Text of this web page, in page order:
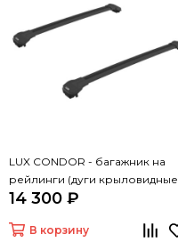
LUX CONDOR - багажник на
рейлинги (дуги крыловидные
черные 110 см)
14 300 ₽
В корзину